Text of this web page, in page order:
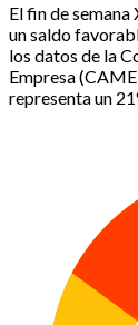
El fin de
un saldo
los datos de la
Empresa
representa un